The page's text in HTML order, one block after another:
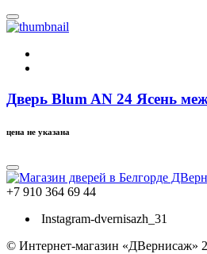
Дверь Blum AN 24 Ясень
цена не указана
+7 910 364 69 44
Instagram-dvernisazh_31
© Интернет-магазин «ДВернисаж»